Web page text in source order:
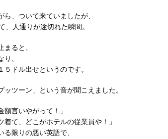
ら、ついて来ていましたが、
、人通りが途切れた瞬間。
まると、
、
５ドル出せというのです。
ッツーン」という音が聞こえました。
額言いやがって！」
着て、どこがホテルの従業員や！」
る限りの悪い英語で、